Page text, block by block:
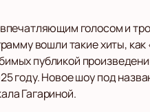
голосом и
вошли такие хиты,
публикой
году. Новое шоу под
Гагариной.